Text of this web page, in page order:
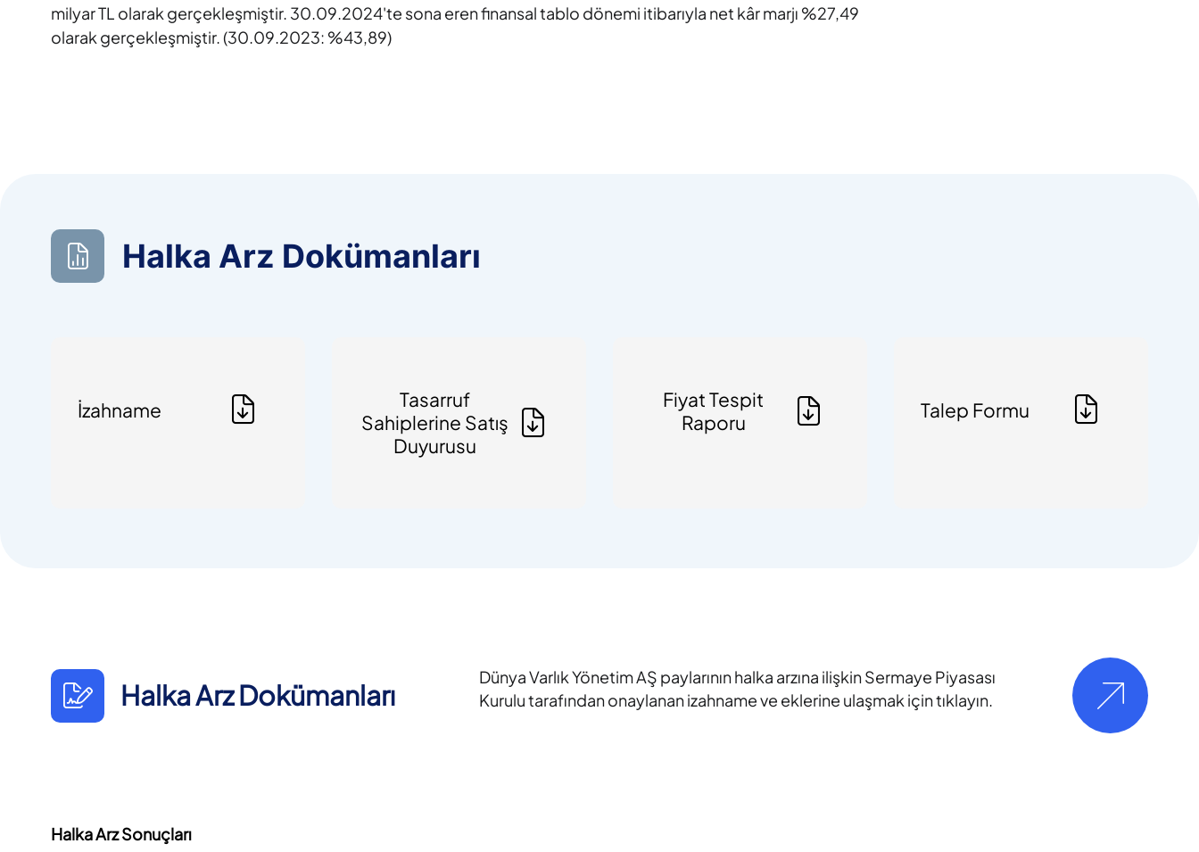
milyar TL olarak gerçekleşmiştir. 30.09.2024'te sona eren finansal tablo dönemi itibarıyla net kâr marjı %27,49
olarak gerçekleşmiştir. (30.09.2023: %43,89)
Halka Arz Dokümanları
İzahname
Tasarruf
Sahiplerine Satış
Duyurusu
Fiyat Tespit
Raporu
Talep Formu
Halka Arz Dokümanları
Dünya Varlık Yönetim AŞ paylarının halka arzına ilişkin Sermaye Piyasası
Kurulu tarafından onaylanan izahname ve eklerine ulaşmak için tıklayın.
Halka Arz Sonuçları